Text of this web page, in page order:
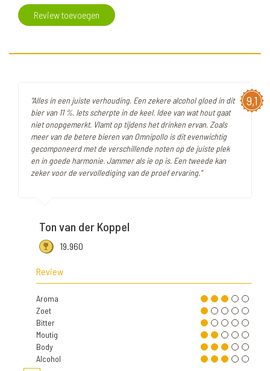
Review toevoegen
9,1
"Alles in een juiste verhouding. Een zekere alcohol gloed in dit
bier van 11 %. Iets scherpte in de keel. Idee van wat hout gaat
niet onopgemerkt. Vlamt op tijdens het drinken ervan. Zoals
meer van de betere bieren van Omnipollo is dit evenwichtig
gecomponeerd met de verschillende noten op de juiste plek
en in goede harmonie. Jammer als ie op is. Een tweede kan
zeker voor de vervollediging van de proef ervaring."
Ton van der Koppel
19.960
Review
Aroma
Zoet
Bitter
Moutig
Body
Alcohol